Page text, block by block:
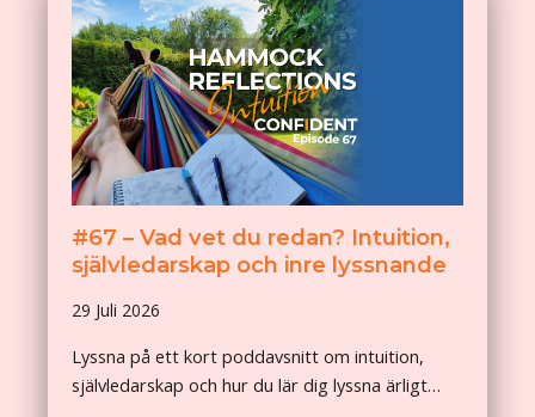
#67 – Vad vet du redan? Intuition,
självledarskap och inre lyssnande
29 Juli 2026
Lyssna på ett kort poddavsnitt om intuition,
självledarskap och hur du lär dig lyssna ärligt…